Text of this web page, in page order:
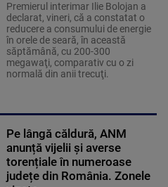
Premierul interimar Ilie Bolojan a
declarat, vineri, că a constatat o
reducere a consumului de energie
în orele de seară, în această
săptămână, cu 200-300
megawaţi, comparativ cu o zi
normală din anii trecuţi.
Pe lângă căldură, ANM
anunță vijelii și averse
torențiale în numeroase
județe din România. Zonele